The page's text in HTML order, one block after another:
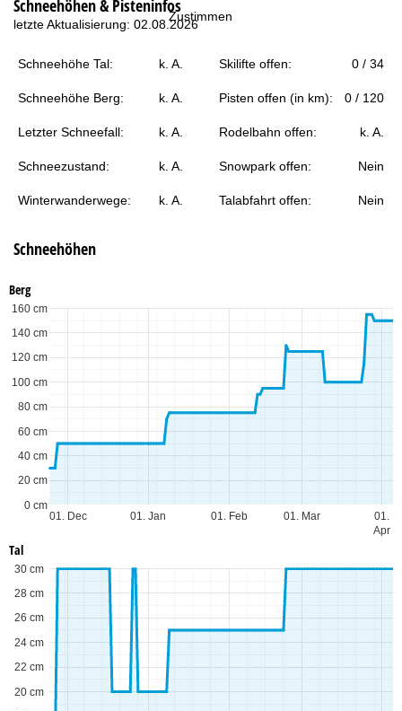
Zustimmen
Schneehöhen & Pisteninfos
letzte Aktualisierung: 02.08.2026
Schneehöhe Tal: k. A. Skilifte offen: 0 / 34
Schneehöhe Berg: k. A. Pisten offen (in km): 0 / 120
Letzter Schneefall: k. A. Rodelbahn offen: k. A.
Schneezustand: k. A. Snowpark offen: Nein
Winterwanderwege: k. A. Talabfahrt offen: Nein
Schneehöhen
Berg
01. Dec 01. Jan 01. Feb 01. Mar
01.
Apr
0 cm
20 cm
40 cm
60 cm
80 cm
100 cm
120 cm
140 cm
160 cm
Tal
20 cm
22 cm
24 cm
26 cm
28 cm
30 cm